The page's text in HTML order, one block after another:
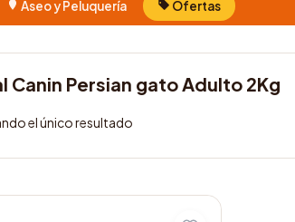
Aseo y Peluquería Ofertas
Canin Persian gato Adulto 2Kg
el único resultado